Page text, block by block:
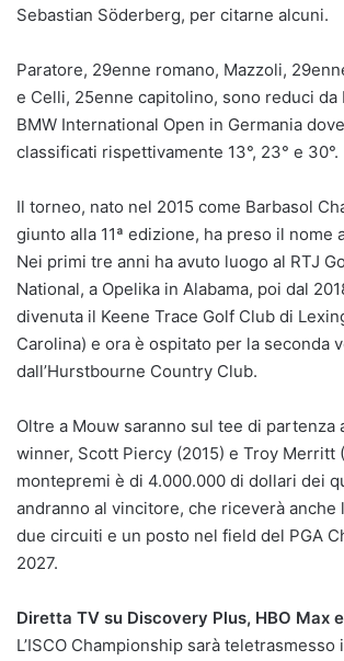
Sebastian Söderberg, per citarne alcuni.
Paratore, 29enne romano, Mazzoli,
e Celli, 25enne capitolino, sono reduci da
BMW International Open in Germania
classificati rispettivamente 13°, 23° e 30°.
Il torneo, nato nel 2015 come Barbasol
giunto alla 11ª edizione, ha preso il nome
Nei primi tre anni ha avuto luogo al RTJ
National, a Opelika in Alabama, poi dal
divenuta il Keene Trace Golf Club di
Carolina) e ora è ospitato per la seconda
dall’Hurstbourne Country Club.
Oltre a Mouw saranno sul tee di partenza
winner, Scott Piercy (2015) e Troy Merritt
montepremi è di 4.000.000 di dollari dei
andranno al vincitore, che riceverà anche
due circuiti e un posto nel field del PGA
2027.
Diretta TV su Discovery Plus, HBO Max
L’ISCO Championship sarà teletrasmesso